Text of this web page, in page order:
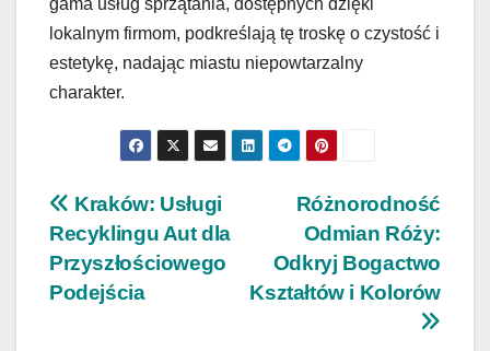
lokalnym firmom, podkreślają tę troskę o czystość i
estetykę, nadając miastu niepowtarzalny
charakter.
Nawigacja
wpisu
Różnorodność
Odmian Róży:
Odkryj Bogactwo
Kształtów i Kolorów
Kraków: Usługi
Recyklingu Aut dla
Przyszłościowego
Podejścia